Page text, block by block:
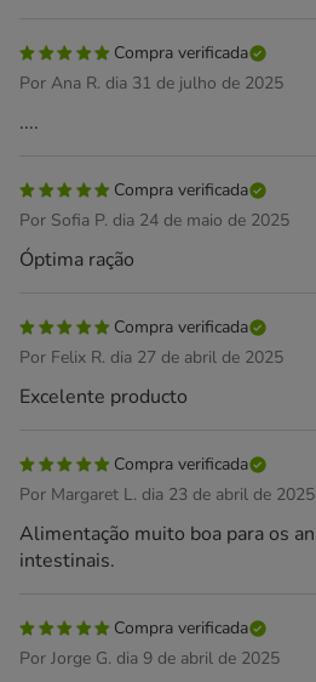
Compra verificada
Por Ana R. dia 31 de julho de 2025
....
Compra verificada
Por Sofia P. dia 24 de maio de 2025
Óptima ração
Compra verificada
Por Felix R. dia 27 de abril de 2025
Excelente producto
Compra verificada
Por Margaret L. dia 23 de abril de 2025
Alimentação muito boa para os
intestinais.
Compra verificada
Por Jorge G. dia 9 de abril de 2025